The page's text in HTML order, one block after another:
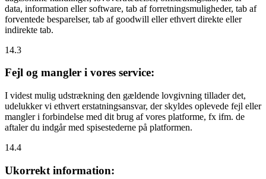
data, information eller software, tab af forretningsmuligheder, tab af
forventede besparelser, tab af goodwill eller ethvert direkte eller
indirekte tab.
14.3
Fejl og mangler i vores service:
I videst mulig udstrækning den gældende lovgivning tillader det,
udelukker vi ethvert erstatningsansvar, der skyldes oplevede fejl eller
mangler i forbindelse med dit brug af vores platforme, fx ifm. de
aftaler du indgår med spisestederne på platformen.
14.4
Ukorrekt information: